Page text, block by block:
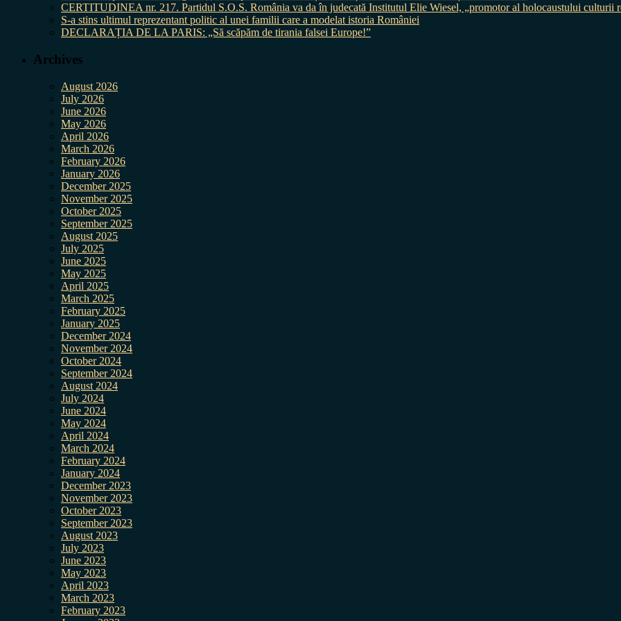
CERTITUDINEA nr. 217. Partidul S.O.S. România va da în judecată Institutul Elie Wiesel, „promotor al holocaustului culturii
S-a stins ultimul reprezentant politic al unei familii care a modelat istoria României
DECLARAȚIA DE LA PARIS: „Să scăpăm de tirania falsei Europe!”
Archives
August 2026
July 2026
June 2026
May 2026
April 2026
March 2026
February 2026
January 2026
December 2025
November 2025
October 2025
September 2025
August 2025
July 2025
June 2025
May 2025
April 2025
March 2025
February 2025
January 2025
December 2024
November 2024
October 2024
September 2024
August 2024
July 2024
June 2024
May 2024
April 2024
March 2024
February 2024
January 2024
December 2023
November 2023
October 2023
September 2023
August 2023
July 2023
June 2023
May 2023
April 2023
March 2023
February 2023